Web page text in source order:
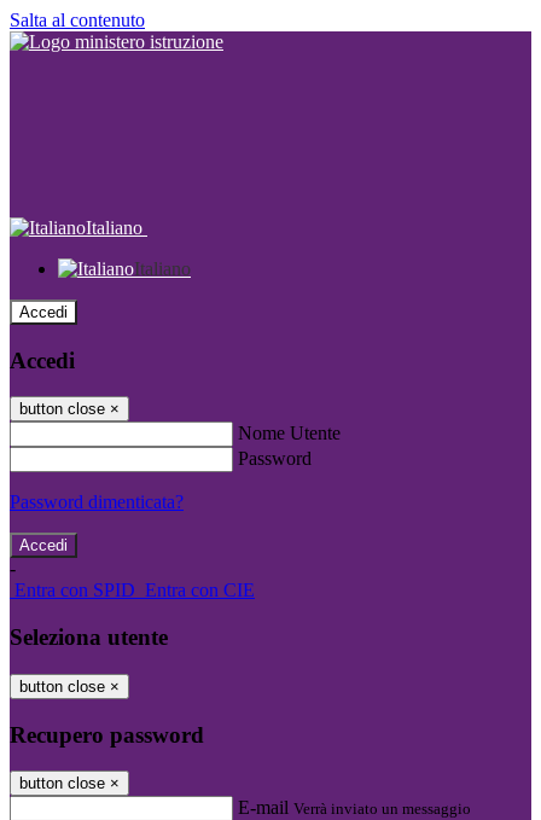
Salta al contenuto
Italiano
Italiano
Accedi
Accedi
button close ×
Nome Utente
Password
Password dimenticata?
-
Entra con SPID Entra con CIE
Seleziona utente
button close ×
Recupero password
button close ×
E-mail Verrà inviato un messaggio